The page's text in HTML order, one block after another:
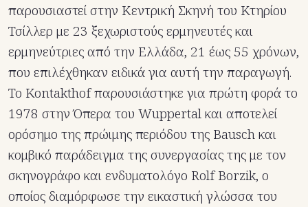
παρουσιαστεί στην Κεντρική Σκηνή του Κτηρίου
Τσίλλερ με 23 ξεχωριστούς ερμηνευτές και
ερμηνεύτριες από την Ελλάδα, 21 έως 55 χρόνων,
που επιλέχθηκαν ειδικά για αυτή την παραγωγή.
Το Kontakthof παρουσιάστηκε για πρώτη φορά το
1978 στην Όπερα του Wuppertal και αποτελεί
ορόσημο της πρώιμης περιόδου της Bausch και
κομβικό παράδειγμα της συνεργασίας της με τον
σκηνογράφο και ενδυματολόγο Rolf Borzik, ο
οποίος διαμόρφωσε την εικαστική γλώσσα του